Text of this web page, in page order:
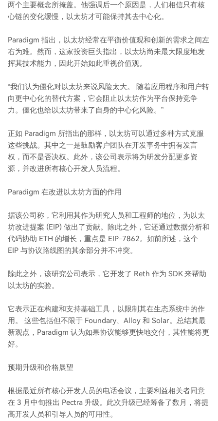
两个主要概念所掩盖。他强调后一个原因是，人们相信只有核
心链的变化缓慢，以太坊才可能保持其去中心化。
Paradigm 指出，以太坊经常在平衡价值观和创新的需求之间左
右为难。然而，这家投资巨头指出，以太坊尚未最大限度地发
挥其技术能力，因此开始如此重视价值观。
“我们认为僵化对以太坊来说风险太大。 随着应用程序和用户转
向更中心化的替代方案，它会阻止以太坊作为平台保持竞争
力。僵化也给以太坊带来了自身的中心化风险。”
正如 Paradigm 所指出的那样，以太坊可以通过多种方式克服
这些挑战。其中之一是鼓励客户团队在开发事务中拥有发言
权，而不是否决权。此外，该公司表示将为研发分配更多资
源，并改进所有核心开发人员流程。
Paradigm 在改进以太坊方面的作用
据该公司称，它利用其作为研究人员和工程师的地位，为以太
坊改进提案 (EIP) 做出了贡献。除此之外，它还通过数据分析和
代码协助 ETH 的增长，重点是 EIP-7862。如前所述，这个
EIP 与协议路线图的其余部分并不冲突。
除此之外，该研究公司表示，它开发了 Reth 作为 SDK 来帮助
以太坊的实验。
它表示正在构建和支持基础工具，以限制其在生态系统中的作
用。 这些包括但不限于 Foundary、Alloy 和 Solar。总结其最
新观点，Paradigm 认为如果协议能够更快地交付，其性能将更
好。
预期升级和价格展望
根据最近所有核心开发人员的电话会议，主要利益相关者同意
在 3 月中旬推出 Pectra 升级。此次升级已经筹备了数月，将提
高开发人员和引导人员的可用性。